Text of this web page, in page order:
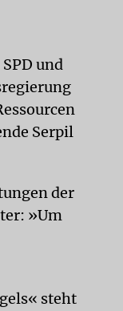
und
Serpil
der
»Um
steht